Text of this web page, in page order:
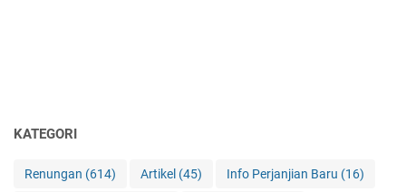
KATEGORI
Renungan (614) Artikel (45) Info Perjanjian Baru (16)